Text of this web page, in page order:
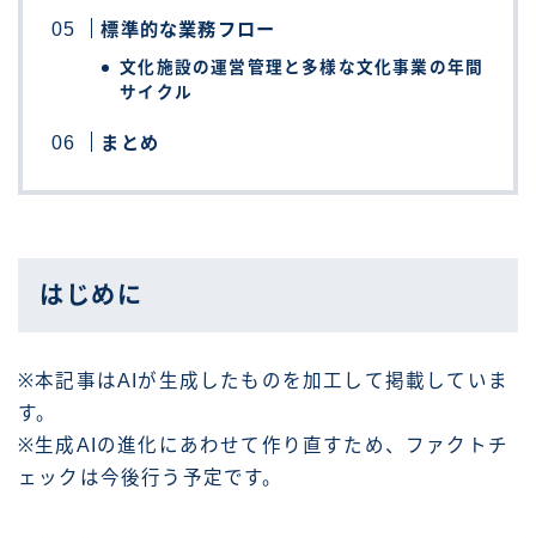
標準的な業務フロー
文化施設の運営管理と多様な文化事業の年間
サイクル
まとめ
はじめに
※本記事はAIが生成したものを加工して掲載していま
す。
※生成AIの進化にあわせて作り直すため、ファクトチ
ェックは今後行う予定です。